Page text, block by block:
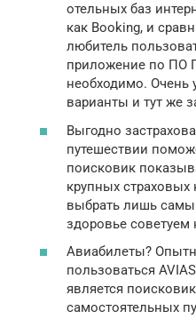
отельных баз
как Booking, и
любитель
приложение по
необходимо. Очень
варианты и тут же
Выгодно
путешествии
поисковик
крупных страховых
выбрать лишь
здоровье советуем
Авиабилеты?
пользоваться
является
самостоятельных